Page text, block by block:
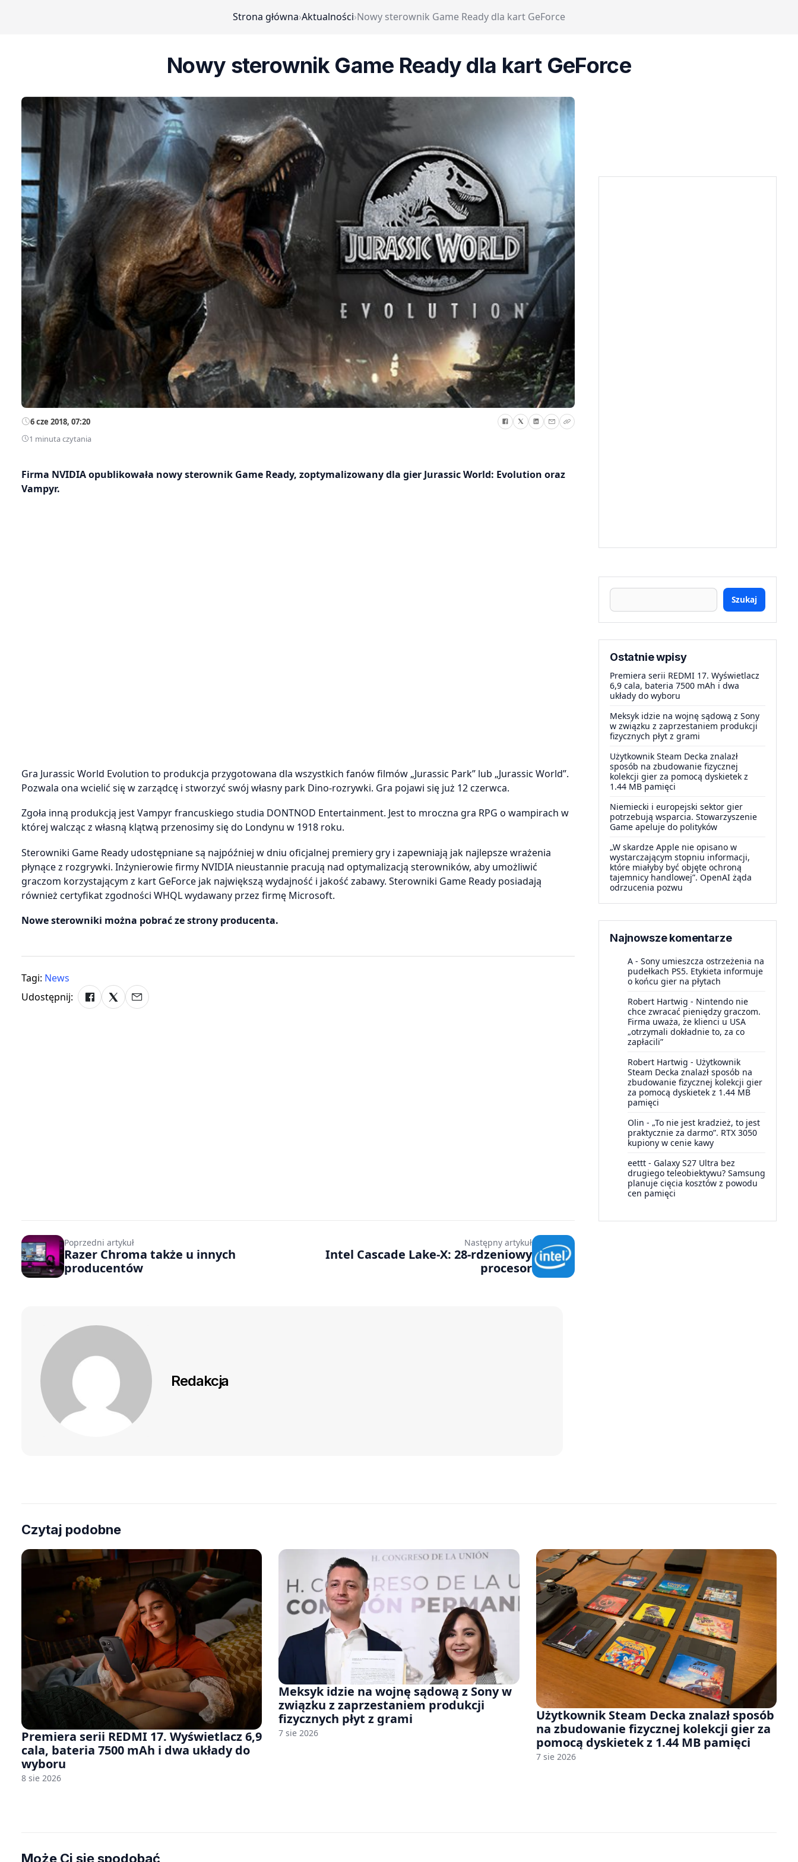
Strona główna›Aktualności›Nowy sterownik Game Ready dla kart GeForce
Nowy sterownik Game Ready dla kart GeForce
6 cze 2018, 07:20
1 minuta czytania
Firma NVIDIA opublikowała nowy sterownik Game Ready, zoptymalizowany dla gier Jurassic World: Evolution oraz
Vampyr.
Gra Jurassic World Evolution to produkcja przygotowana dla wszystkich fanów filmów „Jurassic Park” lub „Jurassic World”.
Pozwala ona wcielić się w zarządcę i stworzyć swój własny park Dino-rozrywki. Gra pojawi się już 12 czerwca.
Zgoła inną produkcją jest Vampyr francuskiego studia DONTNOD Entertainment. Jest to mroczna gra RPG o wampirach w
której walcząc z własną klątwą przenosimy się do Londynu w 1918 roku.
Sterowniki Game Ready udostępniane są najpóźniej w dniu oficjalnej premiery gry i zapewniają jak najlepsze wrażenia
płynące z rozgrywki. Inżynierowie firmy NVIDIA nieustannie pracują nad optymalizacją sterowników, aby umożliwić
graczom korzystającym z kart GeForce jak największą wydajność i jakość zabawy. Sterowniki Game Ready posiadają
również certyfikat zgodności WHQL wydawany przez firmę Microsoft.
Nowe sterowniki można pobrać ze strony producenta.
Tagi: News
Udostępnij:
Szukaj
Ostatnie wpisy
Premiera serii REDMI 17. Wyświetlacz
6,9 cala, bateria 7500 mAh i dwa
układy do wyboru
Meksyk idzie na wojnę sądową z Sony
w związku z zaprzestaniem produkcji
fizycznych płyt z grami
Użytkownik Steam Decka znalazł
sposób na zbudowanie fizycznej
kolekcji gier za pomocą dyskietek z
1.44 MB pamięci
Niemiecki i europejski sektor gier
potrzebują wsparcia. Stowarzyszenie
Game apeluje do polityków
„W skardze Apple nie opisano w
wystarczającym stopniu informacji,
które miałyby być objęte ochroną
tajemnicy handlowej”. OpenAI żąda
odrzucenia pozwu
Najnowsze komentarze
A - Sony umieszcza ostrzeżenia na
pudełkach PS5. Etykieta informuje
o końcu gier na płytach
Robert Hartwig - Nintendo nie
chce zwracać pieniędzy graczom.
Firma uważa, że klienci u USA
„otrzymali dokładnie to, za co
zapłacili”
Robert Hartwig - Użytkownik
Steam Decka znalazł sposób na
zbudowanie fizycznej kolekcji gier
za pomocą dyskietek z 1.44 MB
pamięci
Olin - „To nie jest kradzież, to jest
praktycznie za darmo”. RTX 3050
kupiony w cenie kawy
eettt - Galaxy S27 Ultra bez
drugiego teleobiektywu? Samsung
planuje cięcia kosztów z powodu
cen pamięci
Poprzedni artykuł
Razer Chroma także u innych
producentów
Następny artykuł
Intel Cascade Lake-X: 28-rdzeniowy
procesor
Redakcja
Czytaj podobne
Premiera serii REDMI 17. Wyświetlacz 6,9
cala, bateria 7500 mAh i dwa układy do
wyboru
8 sie 2026
Meksyk idzie na wojnę sądową z Sony w
związku z zaprzestaniem produkcji
fizycznych płyt z grami
7 sie 2026
Użytkownik Steam Decka znalazł sposób
na zbudowanie fizycznej kolekcji gier za
pomocą dyskietek z 1.44 MB pamięci
7 sie 2026
Może Ci się spodobać